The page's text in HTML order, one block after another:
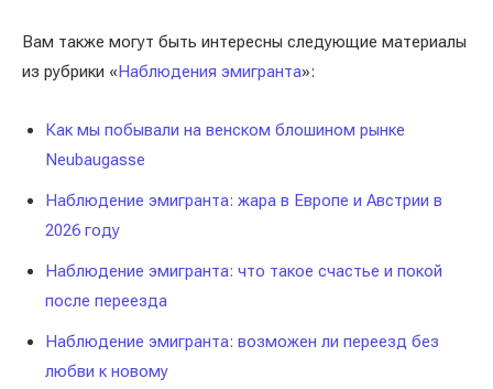
Вам также могут быть интересны следующие материалы
из рубрики «Наблюдения эмигранта»:
Как мы побывали на венском блошином рынке
Neubaugasse
Наблюдение эмигранта: жара в Европе и Австрии в
2026 году
Наблюдение эмигранта: что такое счастье и покой
после переезда
Наблюдение эмигранта: возможен ли переезд без
любви к новому